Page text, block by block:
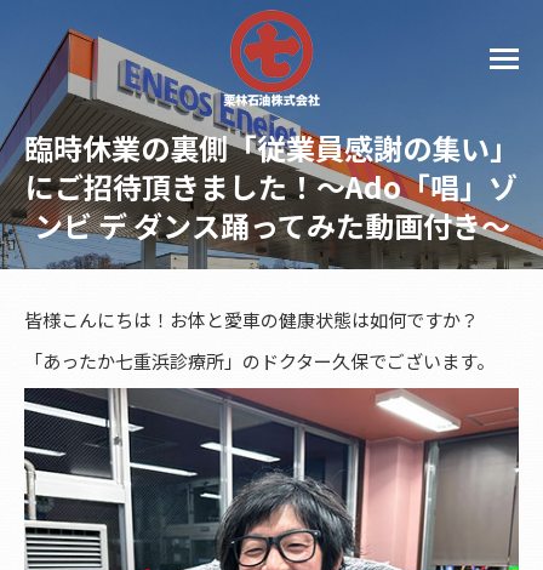
臨時休業の裏側「従業員感謝の集い」
にご招待頂きました！〜Ado「唱」ゾ
ンビ デ ダンス踊ってみた動画付き〜
皆様こんにちは！お体と愛車の健康状態は如何ですか？
「あったか七重浜診療所」のドクター久保でございます。